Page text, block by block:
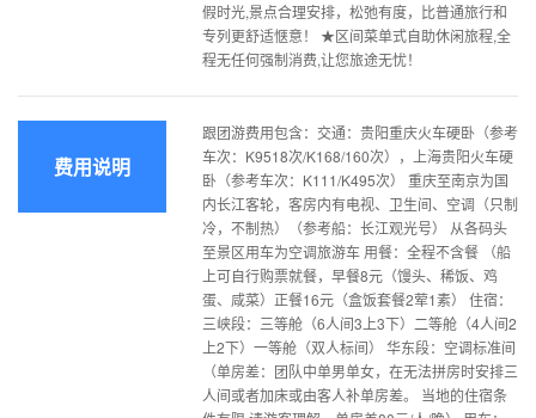
假时光,景点合理安排，松弛有度，比普通旅行和
专列更舒适惬意！ ★区间菜单式自助休闲旅程,全
程无任何强制消费,让您旅途无忧！
费用说明
跟团游费用包含：交通：贵阳重庆火车硬卧（参考
车次：K9518次/K168/160次），上海贵阳火车硬
卧（参考车次：K111/K495次） 重庆至南京为国
内长江客轮，客房内有电视、卫生间、空调（只制
冷，不制热）（参考船：长江观光号） 从各码头
至景区用车为空调旅游车 用餐：全程不含餐 （船
上可自行购票就餐，早餐8元（馒头、稀饭、鸡
蛋、咸菜）正餐16元（盒饭套餐2荤1素） 住宿：
三峡段：三等舱（6人间3上3下）二等舱（4人间2
上2下）一等舱（双人标间） 华东段：空调标准间
（单房差：团队中单男单女，在无法拼房时安排三
人间或者加床或由客人补单房差。 当地的住宿条